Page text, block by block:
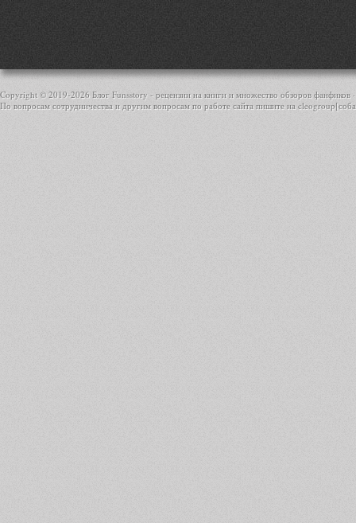
Copyright © 2019-2026 Блог Funsstory - рецензии на книги и множество обзоров фанфиков ·
По вопросам сотрудничества и другим вопросам по работе сайта пишите на